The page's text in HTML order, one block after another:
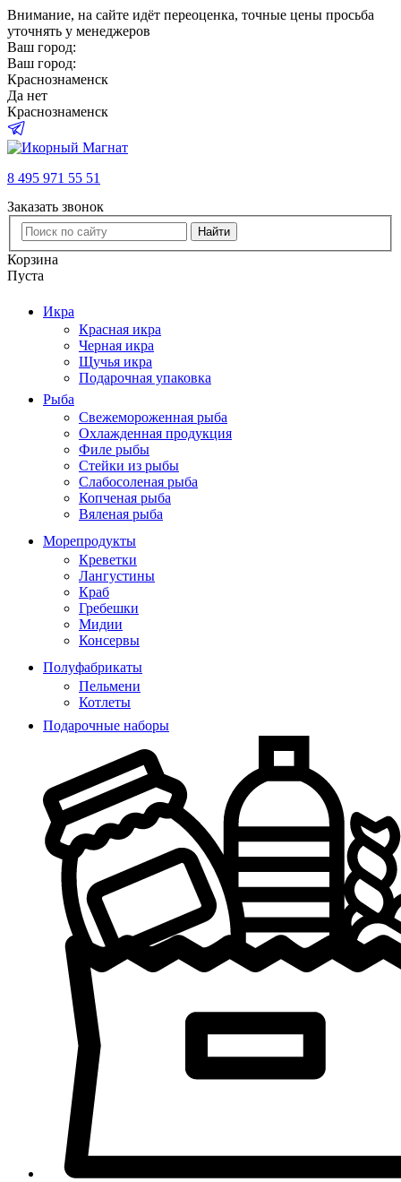
Внимание, на сайте идёт переоценка, точные цены просьба
уточнять у менеджеров
Ваш город:
Ваш город:
Краснознаменск
Да нет
Краснознаменск
8 495 971 55 51
Заказать звонок
Найти
Корзина
Пуста
Икра
Красная икра
Черная икра
Щучья икра
Подарочная упаковка
Рыба
Свежемороженная рыба
Охлажденная продукция
Филе рыбы
Стейки из рыбы
Слабосоленая рыба
Копченая рыба
Вяленая рыба
Морепродукты
Креветки
Лангустины
Краб
Гребешки
Мидии
Консервы
Полуфабрикаты
Пельмени
Котлеты
Подарочные наборы